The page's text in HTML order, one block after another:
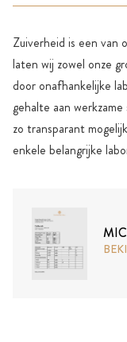
Zuiverheid is een van
laten wij zowel onze
door onafhankelijke
gehalte aan
zo transparant
enkele belangrijke